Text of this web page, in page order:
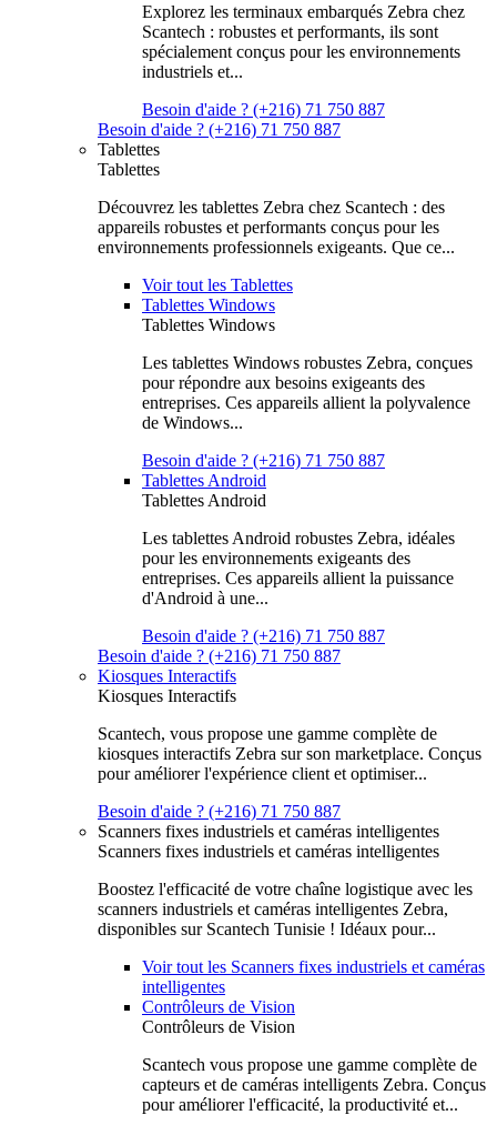
Explorez les terminaux embarqués Zebra chez
Scantech : robustes et performants, ils sont
spécialement conçus pour les environnements
industriels et...
Besoin d'aide ? (+216) 71 750 887
Besoin d'aide ? (+216) 71 750 887
Tablettes
Tablettes
Découvrez les tablettes Zebra chez Scantech : des
appareils robustes et performants conçus pour les
environnements professionnels exigeants. Que ce...
Voir tout les Tablettes
Tablettes Windows
Tablettes Windows
Les tablettes Windows robustes Zebra, conçues
pour répondre aux besoins exigeants des
entreprises. Ces appareils allient la polyvalence
de Windows...
Besoin d'aide ? (+216) 71 750 887
Tablettes Android
Tablettes Android
Les tablettes Android robustes Zebra, idéales
pour les environnements exigeants des
entreprises. Ces appareils allient la puissance
d'Android à une...
Besoin d'aide ? (+216) 71 750 887
Besoin d'aide ? (+216) 71 750 887
Kiosques Interactifs
Kiosques Interactifs
Scantech, vous propose une gamme complète de
kiosques interactifs Zebra sur son marketplace. Conçus
pour améliorer l'expérience client et optimiser...
Besoin d'aide ? (+216) 71 750 887
Scanners fixes industriels et caméras intelligentes
Scanners fixes industriels et caméras intelligentes
Boostez l'efficacité de votre chaîne logistique avec les
scanners industriels et caméras intelligentes Zebra,
disponibles sur Scantech Tunisie ! Idéaux pour...
Voir tout les Scanners fixes industriels et caméras
intelligentes
Contrôleurs de Vision
Contrôleurs de Vision
Scantech vous propose une gamme complète de
capteurs et de caméras intelligents Zebra. Conçus
pour améliorer l'efficacité, la productivité et...